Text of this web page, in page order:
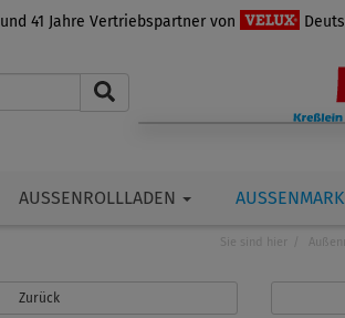
und 41 Jahre Vertriebspartner von
AUSSENROLLLADEN
Sie sind hier
Zurück